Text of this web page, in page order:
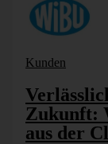
Kunden
Zukunft:
aus der